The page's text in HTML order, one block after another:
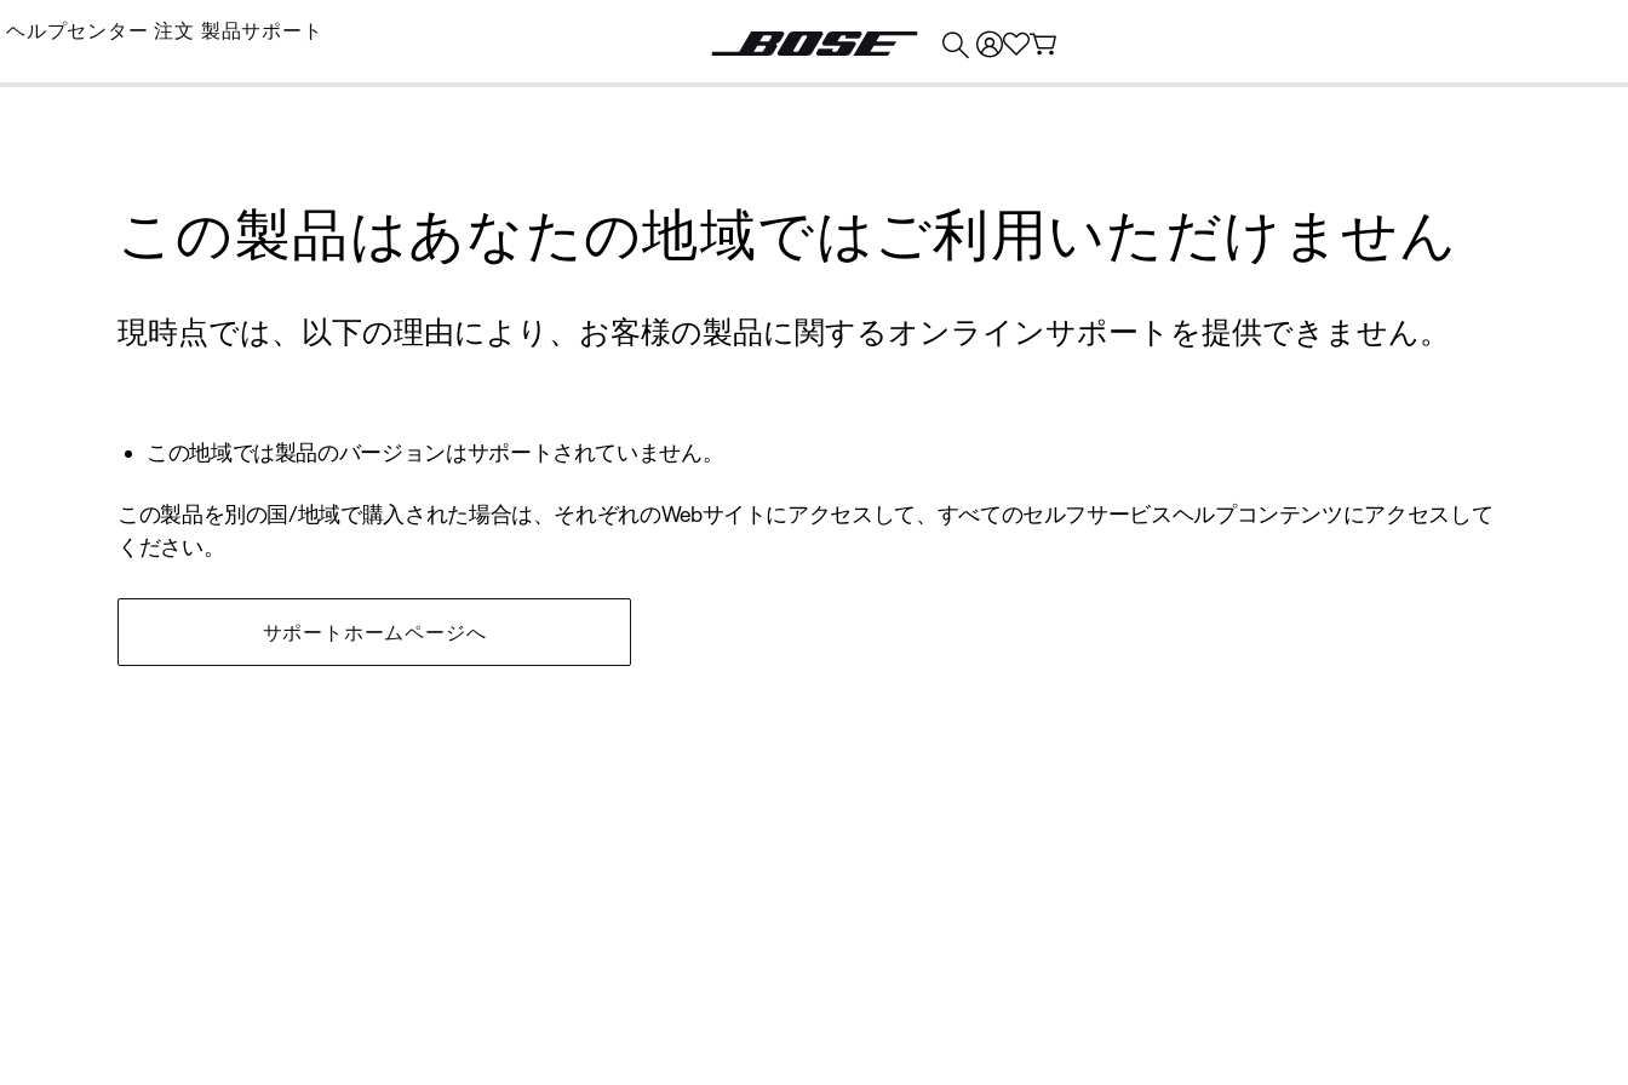
Skip
Main
ヘルプセンター 注文 製品サポート
この製品はあなたの地域ではご利用いただけません
現時点では、以下の理由により、お客様の製品に関するオンラインサポートを提供できません。
この地域では製品のバージョンはサポートされていません。
この製品を別の国/地域で購入された場合は、それぞれのWebサイトにアクセスして、すべてのセルフサービスヘルプコンテンツにアクセスして
ください。
サポートホームページへ